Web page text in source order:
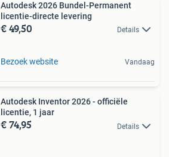
Autodesk 2026 Bundel-Permanent
licentie-directe levering
€ 49,50 Details
Bezoek website Vandaag
Autodesk Inventor 2026 - officiële
licentie, 1 jaar
€ 74,95 Details